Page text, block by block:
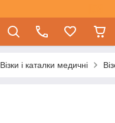
Візки і каталки медичні